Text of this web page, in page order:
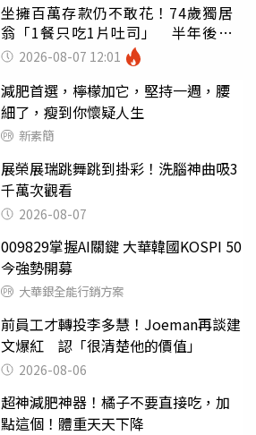
坐擁百萬存款仍不敢花！74歲獨居
翁「1餐只吃1片吐司」 半年後暴
瘦嚇壞女兒
2026-08-07 12:01
減肥首選，檸檬加它，堅持一週，腰
細了，瘦到你懷疑人生
新素簡
展榮展瑞跳舞跳到掛彩！洗腦神曲吸3
千萬次觀看
2026-08-07
009829掌握AI關鍵 大華韓國KOSPI 50
今強勢開募
大華銀全能行銷方案
前員工才轉投李多慧！Joeman再談建
文爆紅 認「很清楚他的價值」
2026-08-06
超神減肥神器！橘子不要直接吃，加
點這個！體重天天下降